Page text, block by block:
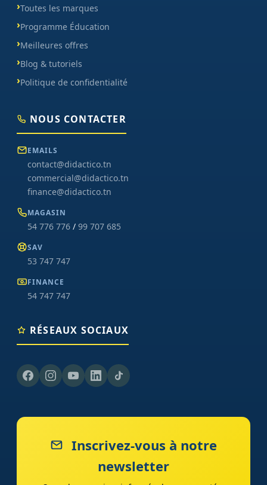
Toutes les marques
Programme Éducation
Meilleures offres
Blog & tutoriels
Politique de confidentialité
NOUS CONTACTER
EMAILS
contact@didactico.tn
commercial@didactico.tn
finance@didactico.tn
MAGASIN
54 776 776 / 99 707 685
SAV
53 747 747
FINANCE
54 747 747
RÉSEAUX SOCIAUX
Inscrivez-vous à notre
newsletter